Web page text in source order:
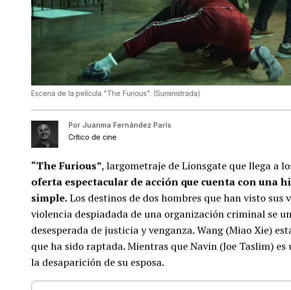
Escena de la película "The Furious". (Suministrada)
Por Juanma Fernández París
Crítico de cine
“The Furious”, largometraje de Lionsgate que llega a
oferta espectacular de acción que cuenta con una
simple. Los destinos de dos hombres que han visto sus
violencia despiadada de una organización criminal se
desesperada de justicia y venganza. Wang (Miao Xie)
que ha sido raptada. Mientras que Navin (Joe Taslim)
la desaparición de su esposa.